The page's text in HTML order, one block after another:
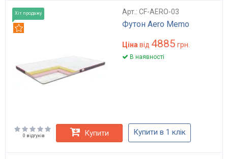
Хіт продажу Арт.: CF-AERO-03
Футон Aero Memo
Ціна від 4885 грн.
В наявності
0 відгуків Купити Купити в 1 клік